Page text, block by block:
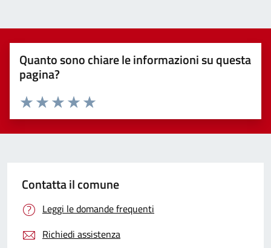
Quanto sono chiare le informazioni su questa
pagina?
Valuta 5 stelle su 5
Valuta 4 stelle su 5
Valuta 3 stelle su 5
Valuta 2 stelle su 5
Valuta 1 stelle su 5
Contatta il comune
Leggi le domande frequenti
Richiedi assistenza